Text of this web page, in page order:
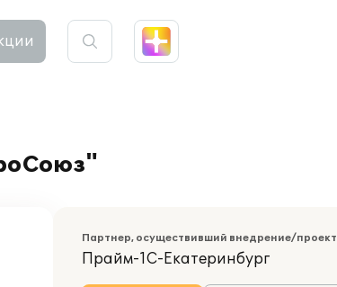
Партнер, осуществивший внедрение/проект
Прайм-1С-Екатеринбург